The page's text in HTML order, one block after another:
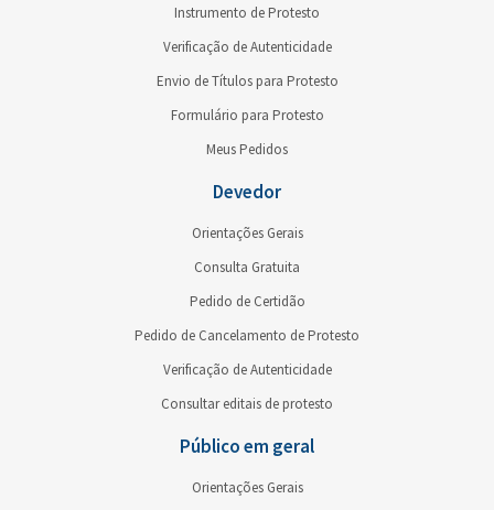
Instrumento de Protesto
Verificação de Autenticidade
Envio de Títulos para Protesto
Formulário para Protesto
Meus Pedidos
Devedor
Orientações Gerais
Consulta Gratuita
Pedido de Certidão
Pedido de Cancelamento de Protesto
Verificação de Autenticidade
Consultar editais de protesto
Público em geral
Orientações Gerais